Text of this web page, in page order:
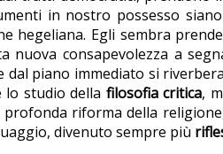
in nostro possesso
hegeliana. Egli sembra
nuova consapevolezza a
dal piano immediato si
lo studio della filosofia critica,
profonda riforma della
divenuto sempre più